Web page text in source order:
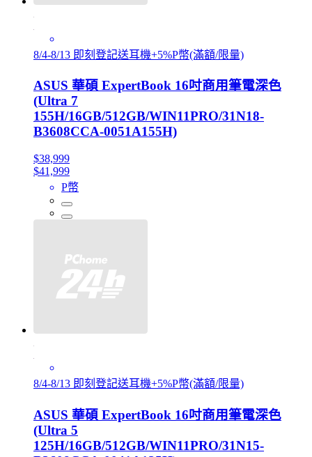
8/4-8/13 即刻登記送耳機+5%P幣(滿額/限量)
ASUS 華碩 ExpertBook 16吋商用筆電深色
(Ultra 7
155H/16GB/512GB/WIN11PRO/31N18-
B3608CCA-0051A155H)
$38,999
$41,999
P幣
8/4-8/13 即刻登記送耳機+5%P幣(滿額/限量)
ASUS 華碩 ExpertBook 16吋商用筆電深色
(Ultra 5
125H/16GB/512GB/WIN11PRO/31N15-